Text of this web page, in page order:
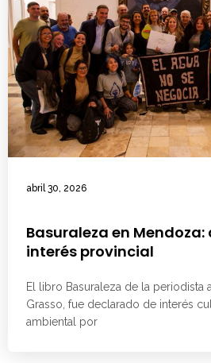
abril 30, 2026
Basuraleza en
interés provincial
El libro Basuraleza de la periodista
Grasso, fue declarado de interés
ambiental por